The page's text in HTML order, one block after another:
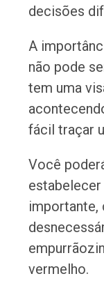
decisões
A
não pode
tem uma
fácil traçar
Você
importante,
vermelho.